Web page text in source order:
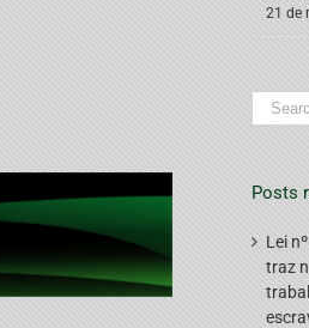
21 de
Search
for:
Posts
Lei
traz